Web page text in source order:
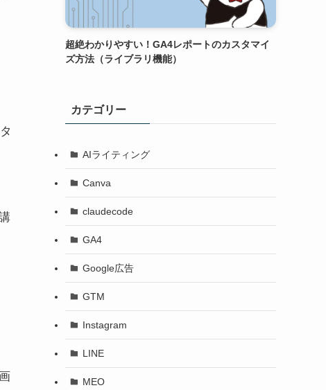
超絶わかりやすい！GA4レポートのカスタマイ
ズ方法（ライブラリ機能）
カテゴリー
AIライティング
Canva
claudecode
GA4
Google広告
GTM
Instagram
LINE
MEO